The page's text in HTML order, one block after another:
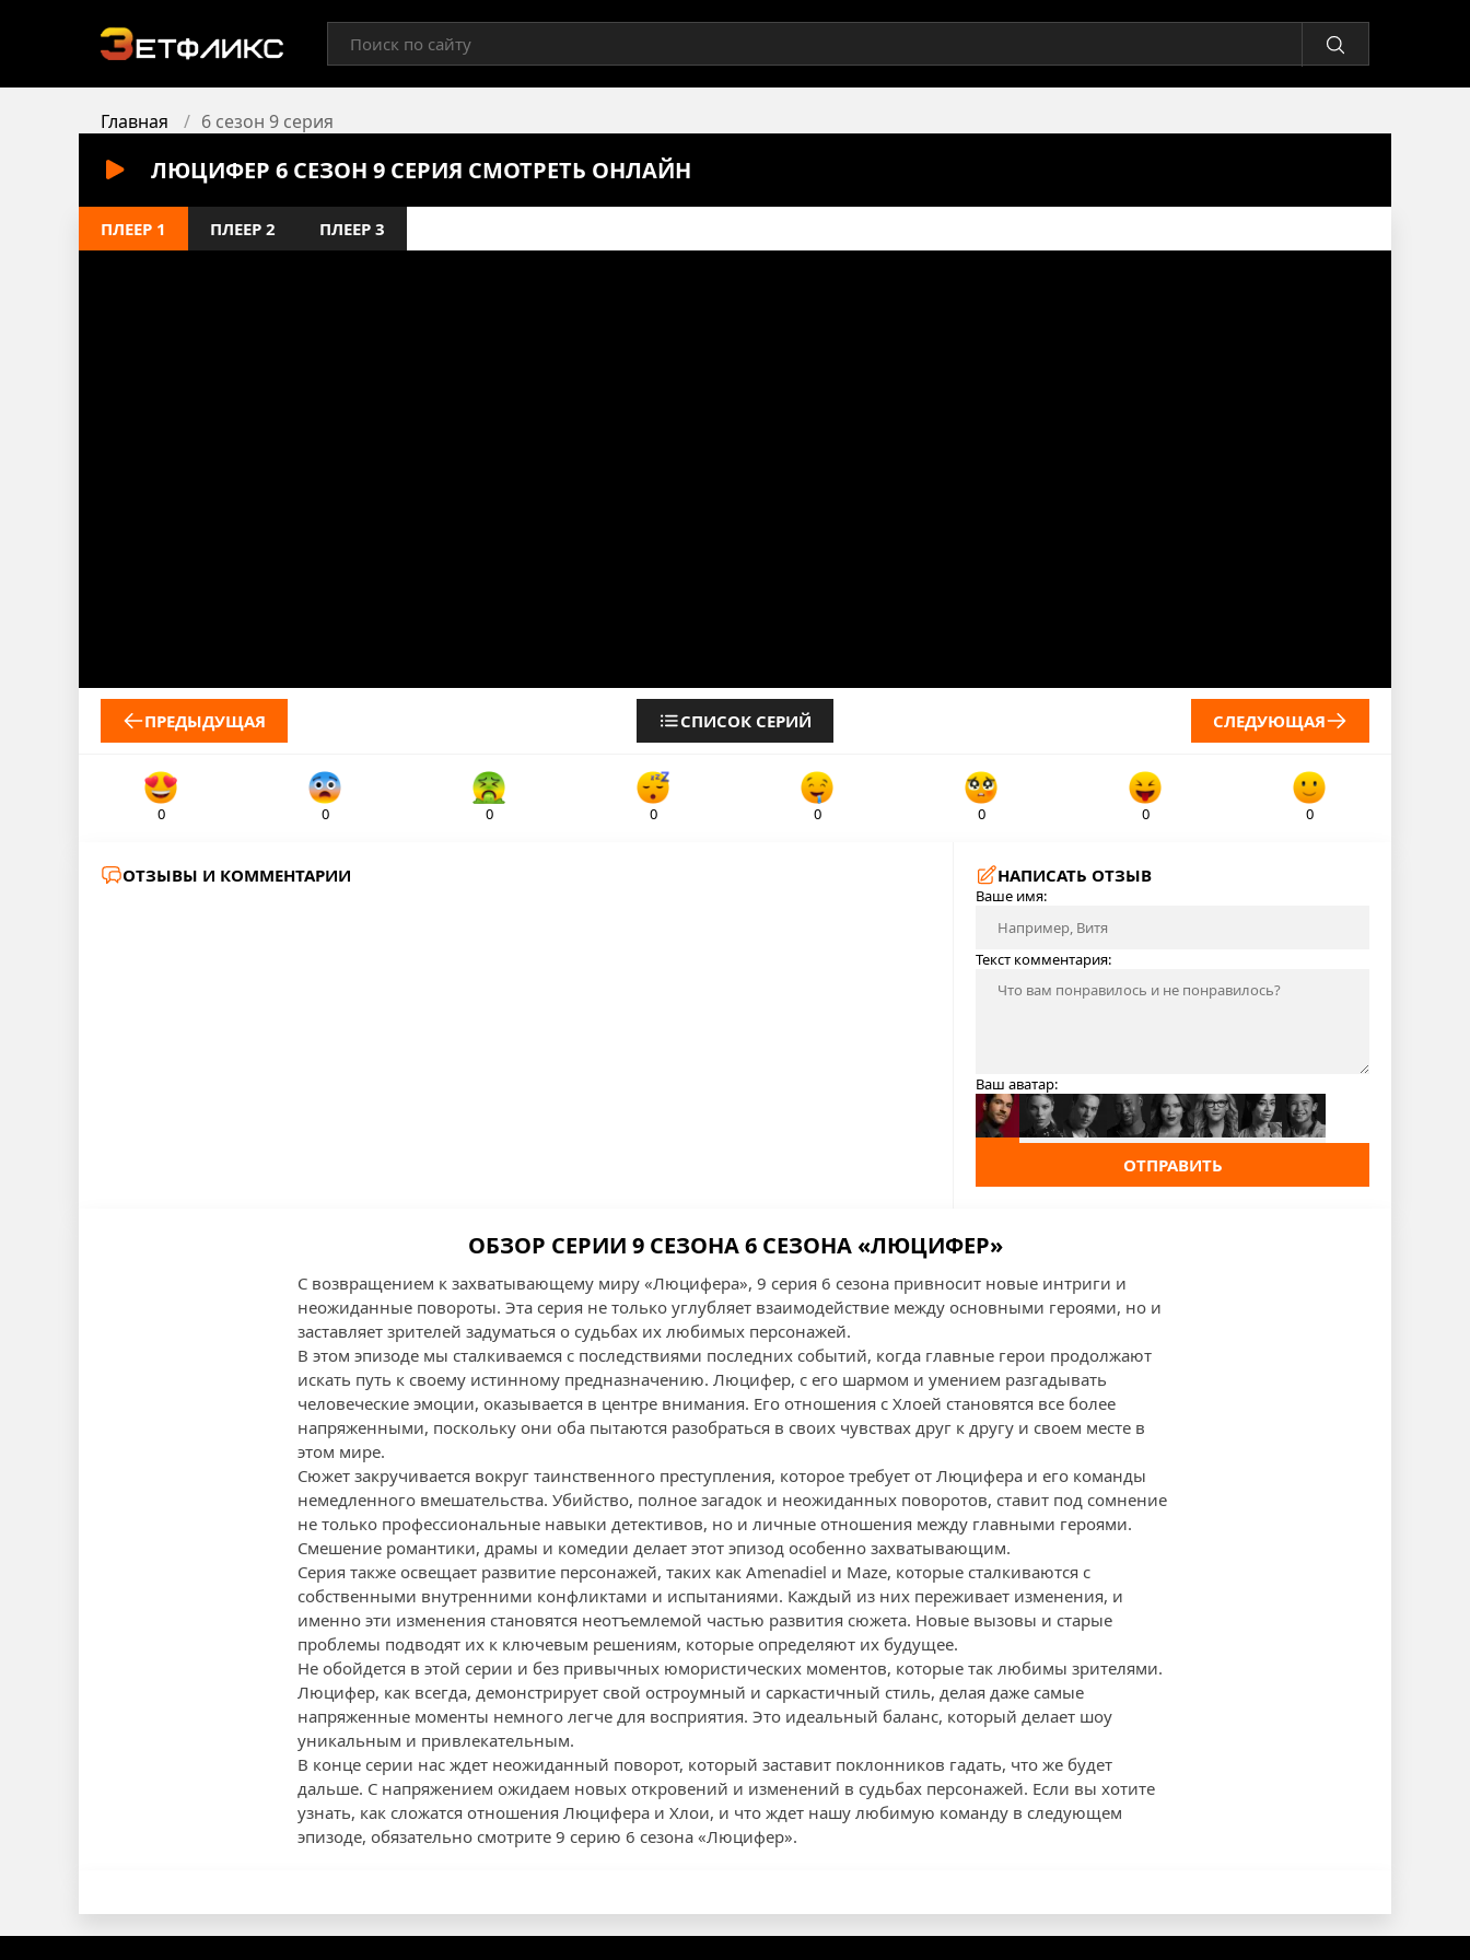
Главная 6 сезон 9 серия
ЛЮЦИФЕР 6 СЕЗОН 9 СЕРИЯ СМОТРЕТЬ ОНЛАЙН
ПЛЕЕР 1 ПЛЕЕР 2 ПЛЕЕР 3
ПРЕДЫДУЩАЯ СПИСОК СЕРИЙ СЛЕДУЮЩАЯ
0 0 0 0 0 0 0 0
ОТЗЫВЫ И КОММЕНТАРИИ НАПИСАТЬ ОТЗЫВ
Ваше имя:
Текст комментария:
Ваш аватар:
ОТПРАВИТЬ
ОБЗОР СЕРИИ 9 СЕЗОНА 6 СЕЗОНА «ЛЮЦИФЕР»
С возвращением к захватывающему миру «Люцифера», 9 серия 6 сезона привносит новые интриги и
неожиданные повороты. Эта серия не только углубляет взаимодействие между основными героями, но и
заставляет зрителей задуматься о судьбах их любимых персонажей.
В этом эпизоде мы сталкиваемся с последствиями последних событий, когда главные герои продолжают
искать путь к своему истинному предназначению. Люцифер, с его шармом и умением разгадывать
человеческие эмоции, оказывается в центре внимания. Его отношения с Хлоей становятся все более
напряженными, поскольку они оба пытаются разобраться в своих чувствах друг к другу и своем месте в
этом мире.
Сюжет закручивается вокруг таинственного преступления, которое требует от Люцифера и его команды
немедленного вмешательства. Убийство, полное загадок и неожиданных поворотов, ставит под сомнение
не только профессиональные навыки детективов, но и личные отношения между главными героями.
Смешение романтики, драмы и комедии делает этот эпизод особенно захватывающим.
Серия также освещает развитие персонажей, таких как Amenadiel и Maze, которые сталкиваются с
собственными внутренними конфликтами и испытаниями. Каждый из них переживает изменения, и
именно эти изменения становятся неотъемлемой частью развития сюжета. Новые вызовы и старые
проблемы подводят их к ключевым решениям, которые определяют их будущее.
Не обойдется в этой серии и без привычных юмористических моментов, которые так любимы зрителями.
Люцифер, как всегда, демонстрирует свой остроумный и саркастичный стиль, делая даже самые
напряженные моменты немного легче для восприятия. Это идеальный баланс, который делает шоу
уникальным и привлекательным.
В конце серии нас ждет неожиданный поворот, который заставит поклонников гадать, что же будет
дальше. С напряжением ожидаем новых откровений и изменений в судьбах персонажей. Если вы хотите
узнать, как сложатся отношения Люцифера и Хлои, и что ждет нашу любимую команду в следующем
эпизоде, обязательно смотрите 9 серию 6 сезона «Люцифер».